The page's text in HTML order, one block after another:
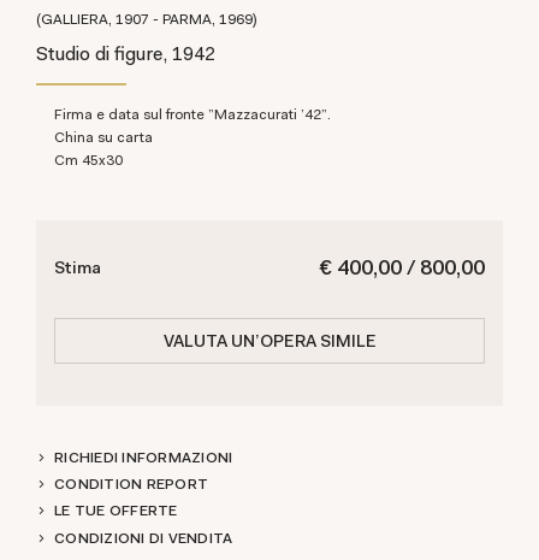
(GALLIERA, 1907 - PARMA, 1969)
Studio di figure, 1942
Firma e data sul fronte "Mazzacurati '42".
China su carta
cm 45x30
€ 400,00 / 800,00
Stima
VALUTA UN'OPERA SIMILE
RICHIEDI INFORMAZIONI
CONDITION REPORT
LE TUE OFFERTE
CONDIZIONI DI VENDITA